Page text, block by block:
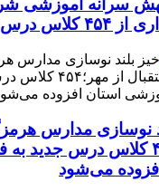
درس تا مهرماه
نوسازی مدارس
مهر؛۴۵۴ کلاس درس
می‌شود